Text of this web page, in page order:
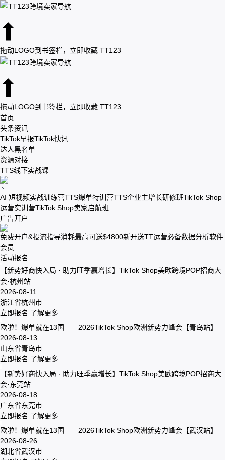
拖动LOGO到书签栏，立即收藏 TT123
拖动LOGO到书签栏，立即收藏 TT123
首页
头条资讯
TikTok早报TikTok快讯
达人黑名单
资源对接
TTS线下实战课
AI 短视频实战训练营TTS爆单特训营TTS企业主增长研修班TikTok Shop
运营实训营TikTok Shop卖家启航班
广告开户
免费开户&投流指导消耗最高可送$4800新开送TT运营必备数据分析软件
会员
活动报名
【新势好商快入局 · 助力旺季赢增长】TikTok Shop美欧跨境POP招商大
会·杭州站
2026-08-11
浙江省杭州市
立即报名 了解更多
欧啦！爆单就在13国——2026TikTok Shop欧洲新势力峰会【青岛站】
2026-08-13
山东省青岛市
立即报名 了解更多
【新势好商快入局 · 助力旺季赢增长】TikTok Shop美欧跨境POP招商大
会·东莞站
2026-08-18
广东省东莞市
立即报名 了解更多
欧啦！爆单就在13国——2026TikTok Shop欧洲新势力峰会【武汉站】
2026-08-26
湖北省武汉市